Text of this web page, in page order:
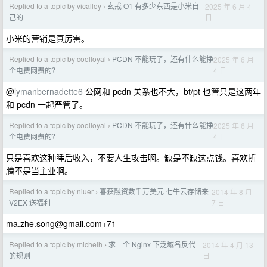
Replied to a topic by vicalloy › 玄戒 O1 有多少东西是小米自
己的
2025 年 6 月 4
日
小米的营销是真厉害。
Replied to a topic by coolloyal › PCDN 不能玩了，还有什么能挣
个电费网费的？
2025 年 6 月
4 日
@lymanbernadette6 公网和 pcdn 关系也不大，bt/pt 也管只是这两年
和 pcdn 一起严管了。
Replied to a topic by coolloyal › PCDN 不能玩了，还有什么能挣
个电费网费的？
2025 年 6 月
4 日
只是喜欢这种睡后收入，不要人生攻击啊。缺是不缺这点钱。喜欢折
腾不是当主业啊。
Replied to a topic by niuer › 喜获融资数千万美元 七牛云存储来
V2EX 送福利
2014 年 8 月
7 日
ma.zhe.song@gmail.com+71
Replied to a topic by michelh › 求一个 Nginx 下泛域名反代
的规则
2014 年 4 月 13
日